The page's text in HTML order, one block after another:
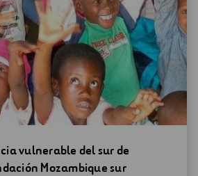
vulnerable del sur de
Mozambique sur